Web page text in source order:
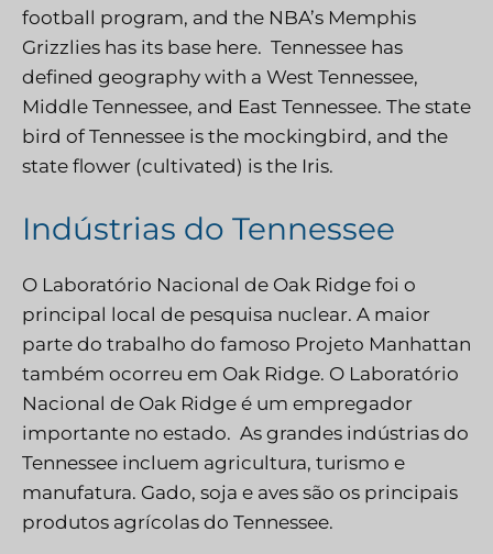
football program, and the NBA’s Memphis
Grizzlies has its base here. Tennessee has
defined geography with a West Tennessee,
Middle Tennessee, and East Tennessee. The state
bird of Tennessee is the mockingbird, and the
state flower (cultivated) is the Iris.
Indústrias do Tennessee
O Laboratório Nacional de Oak Ridge foi o
principal local de pesquisa nuclear. A maior
parte do trabalho do famoso Projeto Manhattan
também ocorreu em Oak Ridge. O Laboratório
Nacional de Oak Ridge é um empregador
importante no estado. As grandes indústrias do
Tennessee incluem agricultura, turismo e
manufatura. Gado, soja e aves são os principais
produtos agrícolas do Tennessee.